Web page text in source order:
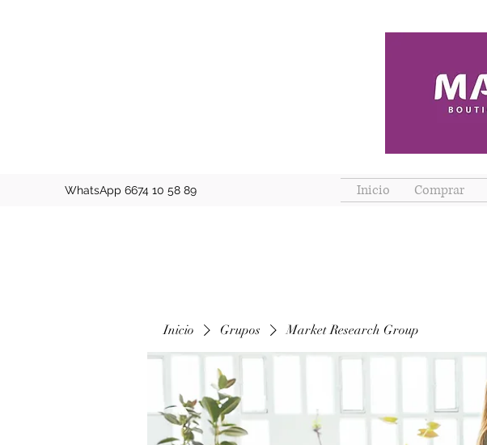
WhatsApp 6674 10 58 89 Inicio Comprar
Inicio Grupos Market Research Group